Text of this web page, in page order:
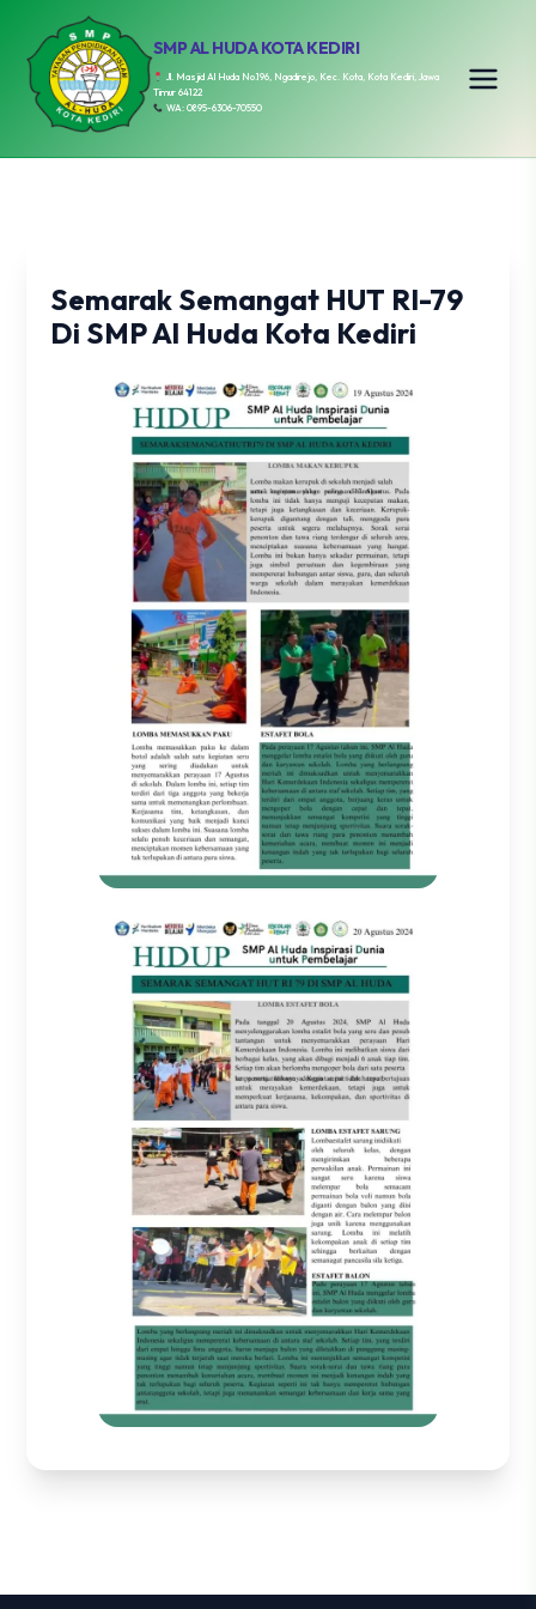
SMP AL HUDA KOTA KEDIRI
Jl. Masjid Al Huda No.196, Ngadirejo, Kec. Kota, Kota Kediri, Jawa
Timur 64122
WA: 0895-6306-70550
Semarak Semangat HUT RI-79
Di SMP Al Huda Kota Kediri